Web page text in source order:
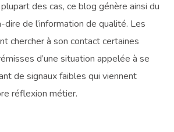
des cas, ce blog génère ainsi du
dire de l’information de qualité. Les
chercher à son contact certaines
d’une situation appelée à se
de signaux faibles qui viennent
réflexion métier.